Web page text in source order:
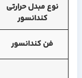
نوع مبدل حرارتی
کندانسور
فن کندانسور